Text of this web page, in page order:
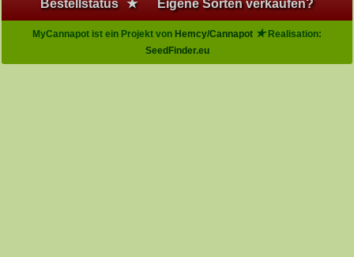
Bestellstatus ★ Eigene Sorten verkaufen?
MyCannapot ist ein Projekt von Hemcy/Cannapot ★Realisation:
SeedFinder.eu